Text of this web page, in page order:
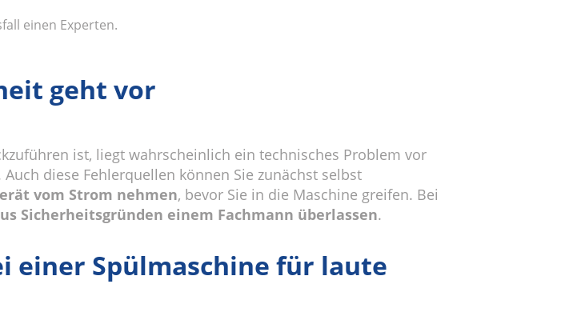
einen Experten.
geht vor
ist, liegt wahrscheinlich ein technisches Problem vor
diese Fehlerquellen können Sie zunächst selbst
vom Strom nehmen, bevor Sie in die Maschine greifen. Bei
Sicherheitsgründen einem Fachmann überlassen.
einer Spülmaschine für laute